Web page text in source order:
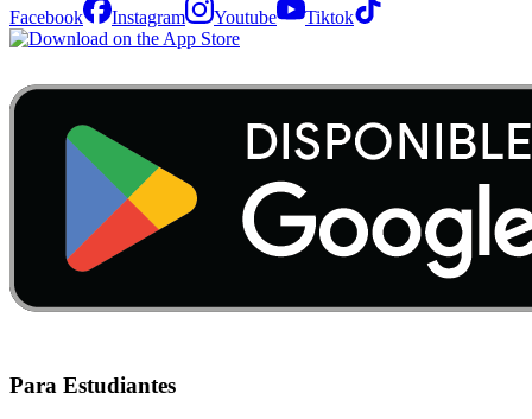
Facebook Instagram Youtube Tiktok
Para Estudiantes